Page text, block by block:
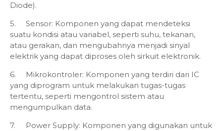
Diode).
5.
Sensor: Komponen yang dapat mendeteksi
suatu kondisi atau variabel, seperti suhu, tekanan,
atau gerakan, dan mengubahnya menjadi sinyal
elektrik yang dapat diproses oleh sirkuit elektronik.
6.
Mikrokontroler: Komponen yang terdiri dari IC
yang diprogram untuk melakukan tugas-tugas
tertentu, seperti mengontrol sistem atau
mengumpulkan data.
7.
Power Supply: Komponen yang digunakan untuk